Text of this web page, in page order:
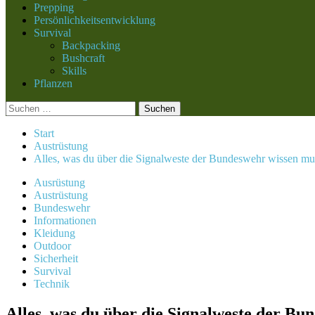
Prepping
Persönlichkeitsentwicklung
Survival
Backpacking
Bushcraft
Skills
Pflanzen
Suchen
nach:
Start
Austrüstung
Alles, was du über die Signalweste der Bundeswehr wissen
Ausrüstung
Austrüstung
Bundeswehr
Informationen
Kleidung
Outdoor
Sicherheit
Survival
Technik